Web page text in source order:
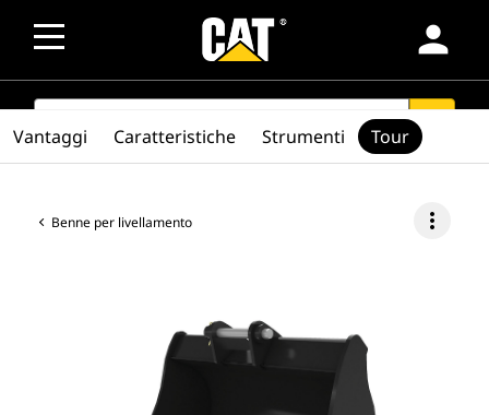
person
SEARCH search
Benne per livellamento more_vert
Vantaggi Caratteristiche Strumenti Tour